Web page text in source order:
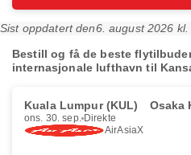
Sist oppdatert den6. august 2026
Bestill og få de beste
internasjonale lufthavn til
Kuala Lumpur (KUL) Osaka
ons. 30. sep. Direkte
AirAsiaX